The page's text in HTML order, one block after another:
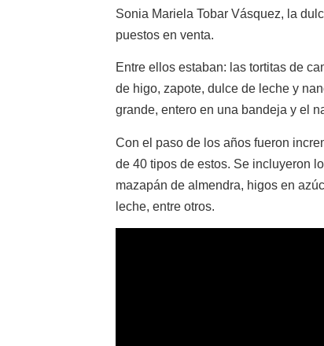
Sonia Mariela Tobar Vásquez, la
puestos en venta.
Entre ellos estaban: las tortitas de
de higo, zapote, dulce de leche y
grande, entero en una bandeja y el
Con el paso de los años fueron
de 40 tipos de estos. Se incluyeron
mazapán de almendra, higos en
leche, entre otros.